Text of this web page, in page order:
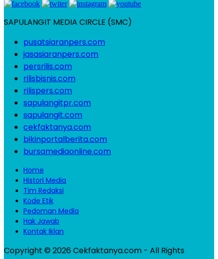
SAPULANGIT MEDIA CIRCLE (SMC)
pusatsiaranpers.com
jasasiaranpers.com
persrilis.com
rilisbisnis.com
rilispers.com
sapulangitpr.com
sapulangit.com
cekfaktanya.com
bikinportalberita.com
bursamediaonline.com
Home
Histori Media
Tim Redaksi
Kode Etik
Pedoman Media
Hak Jawab
Kontak Iklan
Copyright © 2026 Cekfaktanya.com - All Rights